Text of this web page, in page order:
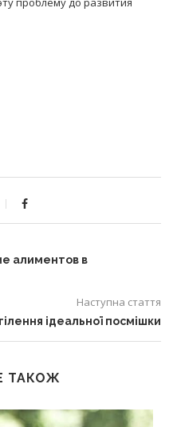
алиментов в
Наступна стаття
ідеальної посмішки
ТАКОЖ